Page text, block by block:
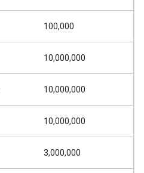
100,000
10,000,000
10,000,000
10,000,000
3,000,000